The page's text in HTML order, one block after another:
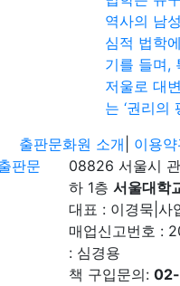
역사의 남
심적 법학
기를 들며,
저울로 대
는 ‘권리의
출판문화원 소개
이용
08826 서울시
하 1층 서울대학
대표 : 이경묵 사
매업신고번호 :
: 심경용
책 구입문의: